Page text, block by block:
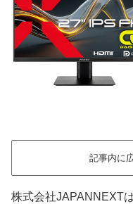
記事内に
株式会社JAPANNEXT